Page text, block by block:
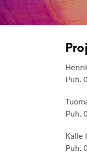
Puh.
Puh.
Kalle
Puh.